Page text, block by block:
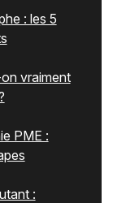
: les 5
vraiment
PME :
: